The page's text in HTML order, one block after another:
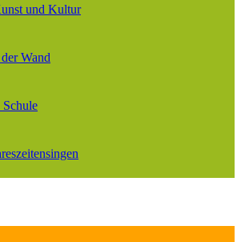
und Kultur
Wand
Schule